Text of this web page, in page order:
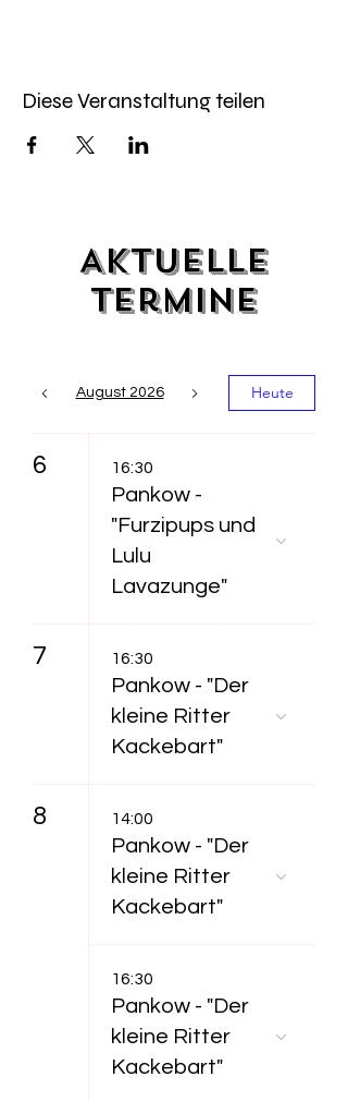
Diese Veranstaltung teilen
Aktuelle
Termine
August 2026 Heute
6 16:30
Pankow -
"Furzipups und
Lulu
Lavazunge"
7 16:30
Pankow - "Der
kleine Ritter
Kackebart"
8 14:00
Pankow - "Der
kleine Ritter
Kackebart"
16:30
Pankow - "Der
kleine Ritter
Kackebart"